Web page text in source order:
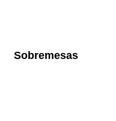
Sobremesas